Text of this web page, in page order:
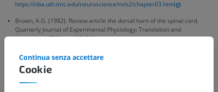
https://nba.uth.tmc.edu/neuroscience/m/s2/chapter03.html
Brown, A.G. (1982). Review article the dorsal horn of the spinal cord.
Quarterly Journal of Experimental Physiology: Translation and
Integration, 67(2), pp.193-212.
Ganapathy, M.K., Reddy, V. and Tadi, P. Neuroanatomy, Spinal Cord
Morphology. [Updated 2021 Oct 30].
Island (FL): StatPearls Publishing; 2022 Jan-. Available from:
Cookie
Continua senza accettare